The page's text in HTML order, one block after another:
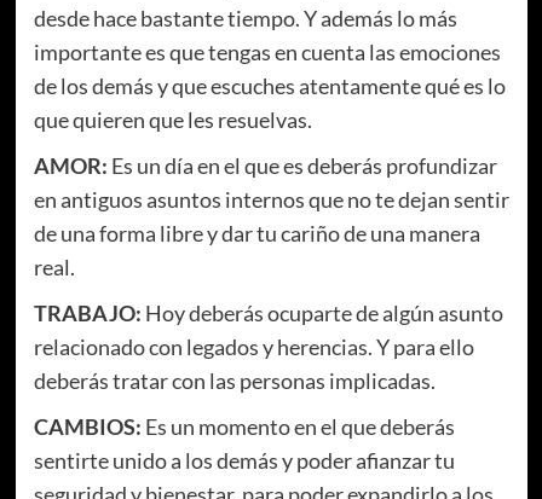
desde hace bastante tiempo. Y además lo más
importante es que tengas en cuenta las emociones
de los demás y que escuches atentamente qué es lo
que quieren que les resuelvas.
AMOR: Es un día en el que es deberás profundizar
en antiguos asuntos internos que no te dejan sentir
de una forma libre y dar tu cariño de una manera
real.
TRABAJO: Hoy deberás ocuparte de algún asunto
relacionado con legados y herencias. Y para ello
deberás tratar con las personas implicadas.
CAMBIOS: Es un momento en el que deberás
sentirte unido a los demás y poder afianzar tu